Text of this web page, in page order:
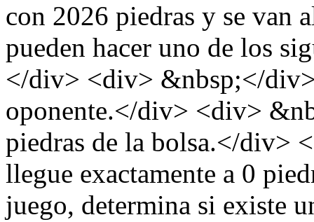
con 2026 piedras y se van
pueden hacer uno de los
</div> <div> &nbsp;</
oponente.</div> <div>
piedras de la bolsa.</div>
llegue exactamente a 0
juego, determina si existe